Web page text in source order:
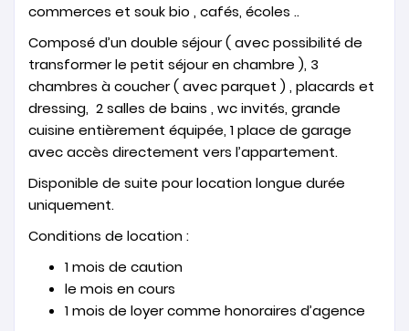
commerces et souk bio , cafés, écoles ..
Composé d’un double séjour ( avec possibilité de
transformer le petit séjour en chambre ), 3
chambres à coucher ( avec parquet ) , placards et
dressing, 2 salles de bains , wc invités, grande
cuisine entièrement équipée, 1 place de garage
avec accès directement vers l’appartement.
Disponible de suite pour location longue durée
uniquement.
Conditions de location :
1 mois de caution
le mois en cours
1 mois de loyer comme honoraires d’agence